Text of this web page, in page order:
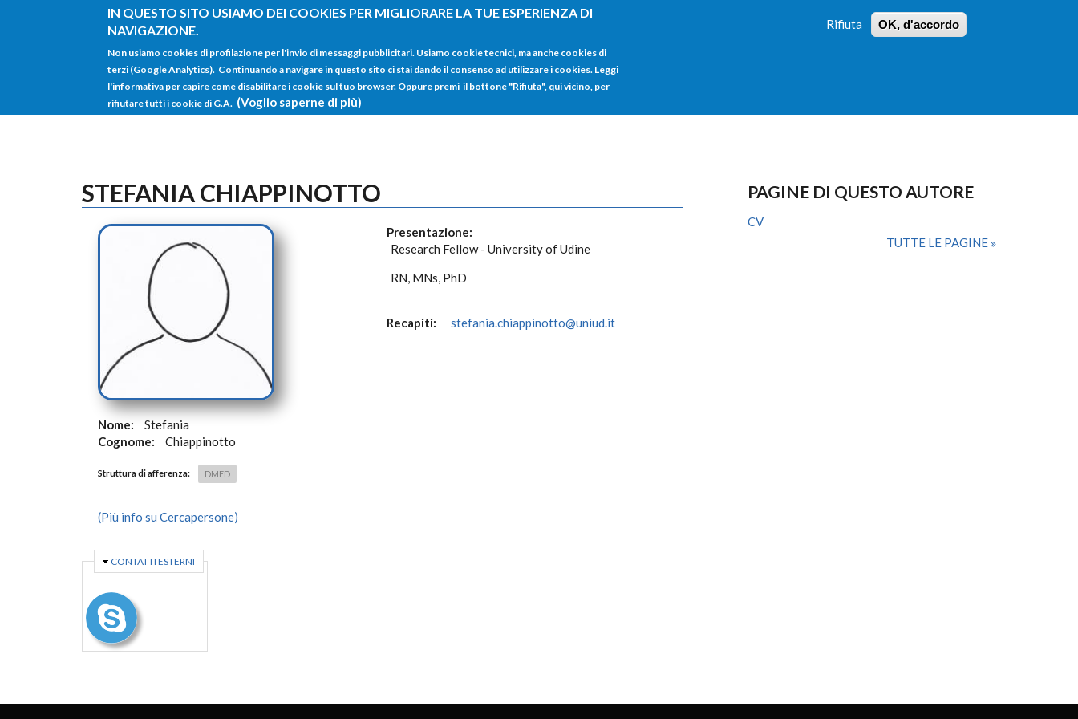
IN QUESTO SITO USIAMO DEI COOKIES PER MIGLIORARE LA TUE ESPERIENZA DI
NAVIGAZIONE.
Non usiamo cookies di profilazione per l'invio di messaggi pubblicitari. Usiamo cookie tecnici, ma anche cookies di
terzi (Google Analytics). Continuando a navigare in questo sito ci stai dando il consenso ad utilizzare i cookies. Leggi
l'informativa per capire come disabilitare i cookie sul tuo browser. Oppure premi il bottone "Rifiuta", qui vicino, per
rifiutare tutti i cookie di G.A. (Voglio saperne di più)
Rifiuta OK, d'accordo
Salta al contenuto principale
RICERCA
HOME
STEFANIA CHIAPPINOTTO
Nome:
Stefania
Cognome:
Chiappinotto
Struttura di afferenza: DMED
(Più info su Cercapersone)
Presentazione:
Research Fellow - University of Udine
RN, MNs, PhD
Recapiti: stefania.chiappinotto@uniud.it
NASCONDI
CONTATTI ESTERNI
PAGINE DI QUESTO AUTORE
CV
TUTTE LE PAGINE